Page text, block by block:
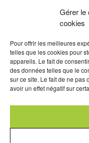
Gérer le
cookies
Pour offrir les meilleures
telles que les cookies pour
appareils. Le fait de
des données telles que le
sur ce site. Le fait de ne pas
avoir un effet négatif sur
Devenez correspondant
Rejoignez nos experts
Devenez Partenaire
Nous suivre
Abonnez-vous à nos